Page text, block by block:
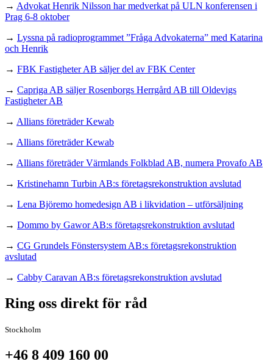
→ Advokat Henrik Nilsson har medverkat på ULN konferensen i
Prag 6-8 oktober
→ Lyssna på radioprogrammet ”Fråga Advokaterna” med Katarina
och Henrik
→ FBK Fastigheter AB säljer del av FBK Center
→ Capriga AB säljer Rosenborgs Herrgård AB till Oldevigs
Fastigheter AB
→ Allians företräder Kewab
→ Allians företräder Kewab
→ Allians företräder Värmlands Folkblad AB, numera Provafo AB
→ Kristinehamn Turbin AB:s företagsrekonstruktion avslutad
→ Lena Björemo homedesign AB i likvidation – utförsäljning
→ Dommo by Gawor AB:s företagsrekonstruktion avslutad
→ CG Grundels Fönstersystem AB:s företagsrekonstruktion
avslutad
→ Cabby Caravan AB:s företagsrekonstruktion avslutad
Ring oss direkt för råd
Stockholm
+46 8 409 160 00